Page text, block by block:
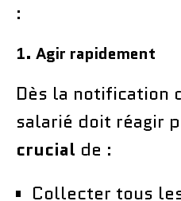
:
1. Agir rapidement
Dès la notification
salarié doit réagir
crucial de :
Collecter tous